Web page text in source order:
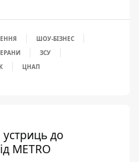
ШОУ-БІЗНЕС
ЗСУ
ЦНАП
до
METRO